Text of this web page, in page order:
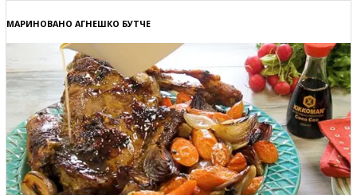
МАРИНОВАНО АГНЕШКО БУТЧЕ